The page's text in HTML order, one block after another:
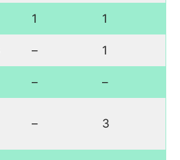
1 1
– 1
– –
– 3